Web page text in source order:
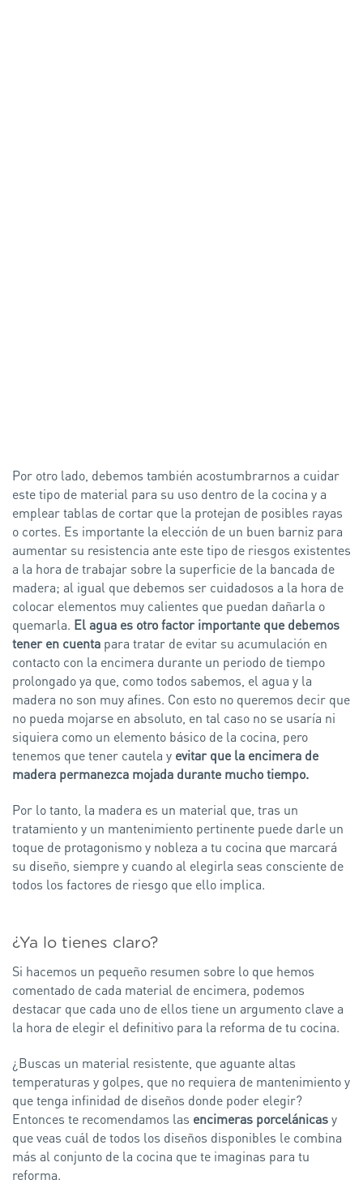
Por otro lado, debemos también acostumbrarnos a cuidar
este tipo de material para su uso dentro de la cocina y a
emplear tablas de cortar que la protejan de posibles rayas
o cortes. Es importante la elección de un buen barniz para
aumentar su resistencia ante este tipo de riesgos existentes
a la hora de trabajar sobre la superficie de la bancada de
madera; al igual que debemos ser cuidadosos a la hora de
colocar elementos muy calientes que puedan dañarla o
quemarla. El agua es otro factor importante que debemos
tener en cuenta para tratar de evitar su acumulación en
contacto con la encimera durante un periodo de tiempo
prolongado ya que, como todos sabemos, el agua y la
madera no son muy afines. Con esto no queremos decir que
no pueda mojarse en absoluto, en tal caso no se usaría ni
siquiera como un elemento básico de la cocina, pero
tenemos que tener cautela y evitar que la encimera de
madera permanezca mojada durante mucho tiempo.
Por lo tanto, la madera es un material que, tras un
tratamiento y un mantenimiento pertinente puede darle un
toque de protagonismo y nobleza a tu cocina que marcará
su diseño, siempre y cuando al elegirla seas consciente de
todos los factores de riesgo que ello implica.
¿Ya lo tienes claro?
Si hacemos un pequeño resumen sobre lo que hemos
comentado de cada material de encimera, podemos
destacar que cada uno de ellos tiene un argumento clave a
la hora de elegir el definitivo para la reforma de tu cocina.
¿Buscas un material resistente, que aguante altas
temperaturas y golpes, que no requiera de mantenimiento y
que tenga infinidad de diseños donde poder elegir?
Entonces te recomendamos las encimeras porcelánicasy
que veas cuál de todos los diseños disponibles le combina
más al conjunto de la cocina que te imaginas para tu
reforma.